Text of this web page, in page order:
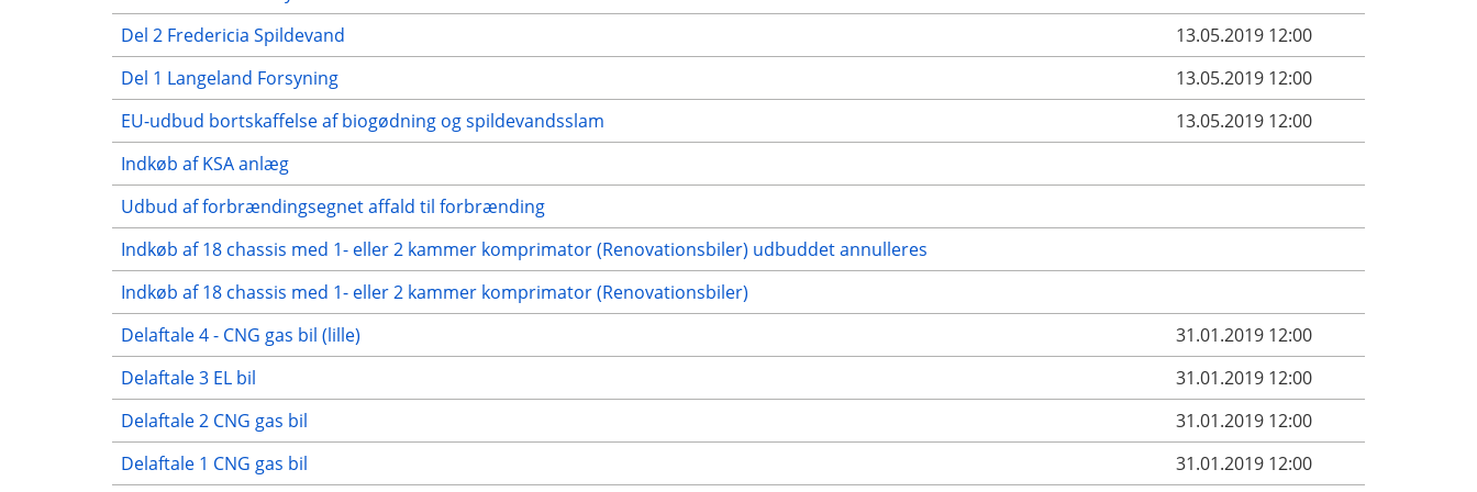
Del 2 Fredericia Spildevand
13.05.2019 12:00
Del 1 Langeland Forsyning
13.05.2019 12:00
EU-udbud bortskaffelse af biogødning og spildevandsslam
13.05.2019 12:00
Indkøb af KSA anlæg
Udbud af forbrændingsegnet affald til forbrænding
Indkøb af 18 chassis med 1- eller 2 kammer komprimator (Renovationsbiler) udbuddet annulleres
Indkøb af 18 chassis med 1- eller 2 kammer komprimator (Renovationsbiler)
Delaftale 4 - CNG gas bil (lille)
31.01.2019 12:00
Delaftale 3 EL bil
31.01.2019 12:00
Delaftale 2 CNG gas bil
31.01.2019 12:00
Delaftale 1 CNG gas bil
31.01.2019 12:00